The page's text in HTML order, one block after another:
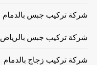
شركة تركيب جبس بالدمام
شركة تركيب جبس بالرياض
شركة تركيب زجاج بالدمام